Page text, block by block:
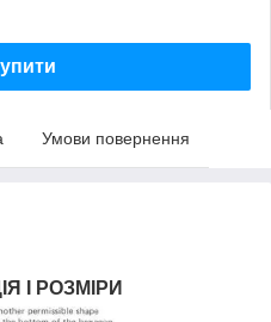
Умови повернення
І РОЗМІРИ